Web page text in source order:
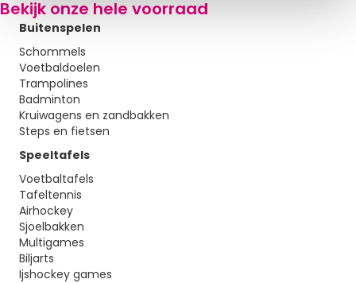
i
Bekijk onze hele voorraad
Buitenspelen
Schommels
Voetbaldoelen
Trampolines
Badminton
Kruiwagens en zandbakken
Steps en fietsen
Speeltafels
Voetbaltafels
Tafeltennis
Airhockey
Sjoelbakken
Multigames
Biljarts
Ijshockey games